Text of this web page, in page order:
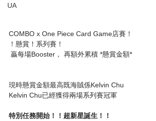
UA
COMBO x One Piece Card Game店賽！
！懸賞！系列賽！
贏每場Booster， 再額外累積 *懸賞金額*
現時懸賞金額最高既海賊係Kelvin Chu
Kelvin Chu已經獲得兩場系列賽冠軍
特別任務開始！！超新星誕生！！